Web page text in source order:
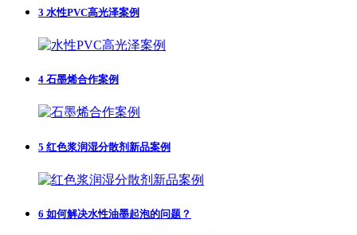
3 水性PVC高光泽案例
4 石墨烯合作案例
5 红色浆润湿分散剂新品案例
6 如何解决水性油墨起泡的问题？